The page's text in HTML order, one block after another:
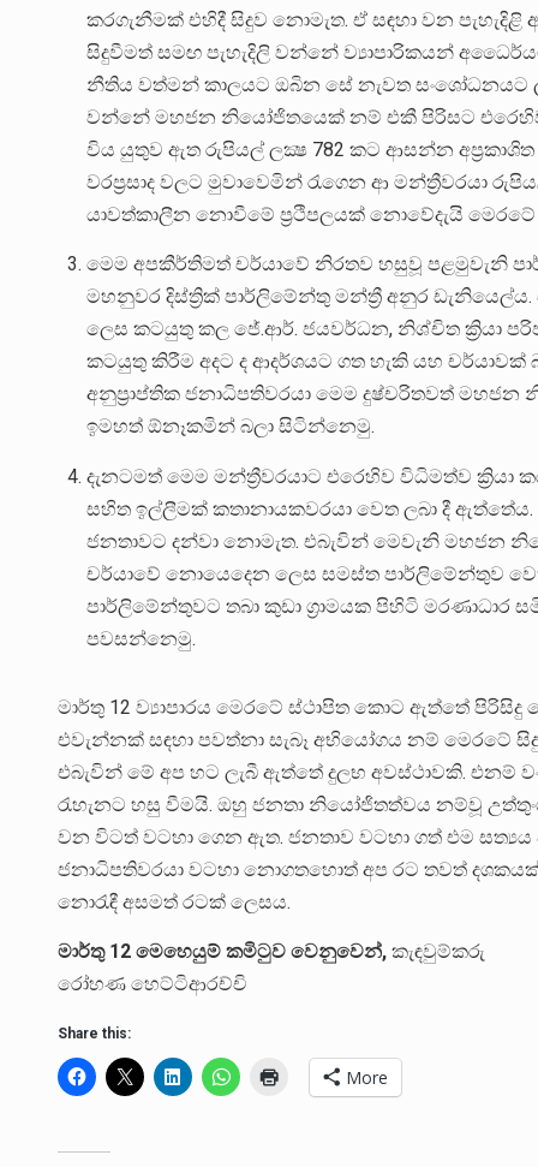
කරගැනීමක් එහිදී සිදුව නොමැත. ඒ සඳහා වන
සිදුවීමත් සමඟ පැහැදිලි වන්නේ ව්‍යාපාරිකයන්
නීතිය වත්මන් කාලයට ඔබින සේ නැවත සංශෝධනයට
වන්නේ මහජන නියෝජිතයෙක් නම් එකී පිරිසට එරෙහිව
විය යුතුව ඇත රුපියල් ලක්‍ෂ 782 කට ආසන්න
වරප්‍රසාද වලට මුවාවෙමින් රැගෙන ආ මන්ත්‍රීවරයා
යාවත්කාලීන නොවීමේ ප්‍රථිපලයක් නොවේදැයි
මෙම අපකීර්තිමත් චර්යාවේ නිරතව හසුවූ පළමුවැනි
මහනුවර දිස්ත්‍රික් පාර්ලිමේන්තු මන්ත්‍රී අනුර
ලෙස කටයුතු කල ජේ.ආර්. ජයවර්ධන, නිශ්චිත ක්‍රියා
කටයුතු කිරීම අදට ද ආදර්ශයට ගත හැකි යහ චර්යාවක්
අනුප්‍රාප්තික ජනාධිපතිවරයා මෙම දුෂ්චරිතවත්
ඉමහත් ඕනෑකමින් බලා සිටින්නෙමු.
දැනටමත් මෙම මන්ත්‍රීවරයාට එරෙහිව විධිමත්ව
සහිත ඉල්ලීමක් කතානායකවරයා වෙත ලබා දී
ජනතාවට දන්වා නොමැත. එබැවින් මෙවැනි මහජන
චර්යාවේ නොයෙදෙන ලෙස සමස්ත පාර්ලිමේන්තුව
පාර්ලිමේන්තුවට තබා කුඩා ග්‍රාමයක පිහිටි
පවසන්නෙමු.
මාර්තු 12 ව්‍යාපාරය මෙරටේ ස්ථාපිත කොට ඇත්තේ
එවැන්නක් සඳහා පවත්නා සැබෑ අභියෝගය නම් මෙරටේ
එබැවින් මේ අප හට ලැබී ඇත්තේ දුලභ අවස්ථාවකි. එනම්
රැහැනට හසු වීමයි. ඔහු ජනතා නියෝජිතත්වය නම්වූ
වන විටත් වටහා ගෙන ඇත. ජනතාව වටහා ගත් එම
ජනාධිපතිවරයා වටහා නොගතහොත් අප රට තවත්
නොරැඳී අසමත් රටක් ලෙසය.
මාර්තු 12 මෙහෙයුම් කමිටුව වෙනුවෙන්, කැඳවුම්කරු
රෝහණ හෙට්ටිආරච්චි
Share this:
More